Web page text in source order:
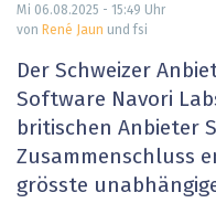
Mi 06.08.2025 - 15:49 Uhr
von René Jaun und fsi
Der Schweizer
Software Navori
britischen Anbieter
Zusammenschluss
grösste